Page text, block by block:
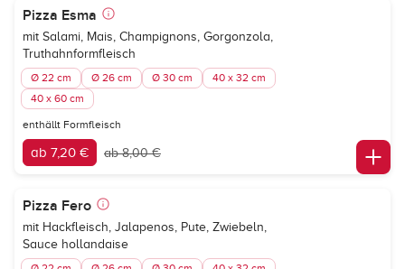
Pizza Esma
mit Salami, Mais, Champignons, Gorgonzola,
Truthahnformfleisch
Ø 22 cm Ø 26 cm Ø 30 cm
40 x 32 cm
40 x 60 cm
enthällt Formfleisch
ab 7,20 € ab 8,00 €
Pizza Fero
mit Hackfleisch, Jalapenos, Pute, Zwiebeln,
Sauce hollandaise